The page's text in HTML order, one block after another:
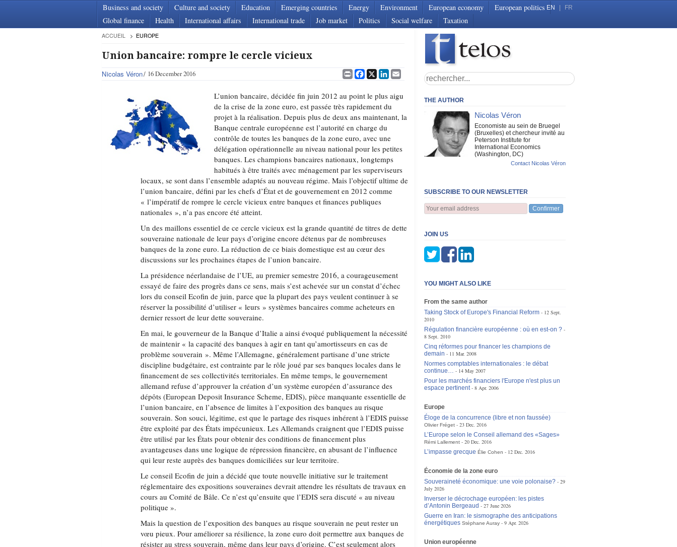
Business and society Culture and society Education Emerging countries Energy Environment European economy
European politics
Global finance
Health International affairs International trade Job market Politics Social welfare Taxation
EN FR
ACCUEIL EUROPE
Union bancaire: rompre le cercle vicieux
Nicolas Véron 16 December 2016 PrintFacebook
X LinkedIn
Email
L’union bancaire, décidée fin juin 2012 au point le plus aigu
de la crise de la zone euro, est passée très rapidement du
projet à la réalisation. Depuis plus de deux ans maintenant, la
Banque centrale européenne est l’autorité en charge du
contrôle de toutes les banques de la zone euro, avec une
délégation opérationnelle au niveau national pour les petites
banques. Les champions bancaires nationaux, longtemps
habitués à être traités avec ménagement par les superviseurs
locaux, se sont dans l’ensemble adaptés au nouveau régime. Mais l’objectif ultime de
l’union bancaire, défini par les chefs d’État et de gouvernement en 2012 comme
« l’impératif de rompre le cercle vicieux entre banques et finances publiques
nationales », n’a pas encore été atteint.
Un des maillons essentiel de ce cercle vicieux est la grande quantité de titres de dette
souveraine nationale de leur pays d’origine encore détenus par de nombreuses
banques de la zone euro. La réduction de ce biais domestique est au cœur des
discussions sur les prochaines étapes de l’union bancaire.
La présidence néerlandaise de l’UE, au premier semestre 2016, a courageusement
essayé de faire des progrès dans ce sens, mais s’est achevée sur un constat d’échec
lors du conseil Ecofin de juin, parce que la plupart des pays veulent continuer à se
réserver la possibilité d’utiliser « leurs » systèmes bancaires comme acheteurs en
dernier ressort de leur dette souveraine.
En mai, le gouverneur de la Banque d’Italie a ainsi évoqué publiquement la nécessité
de maintenir « la capacité des banques à agir en tant qu’amortisseurs en cas de
problème souverain ». Même l’Allemagne, généralement partisane d’une stricte
discipline budgétaire, est contrainte par le rôle joué par ses banques locales dans le
financement de ses collectivités territoriales. En même temps, le gouvernement
allemand refuse d’approuver la création d’un système européen d’assurance des
dépôts (European Deposit Insurance Scheme, EDIS), pièce manquante essentielle de
l’union bancaire, en l’absence de limites à l’exposition des banques au risque
souverain. Son souci, légitime, est que le partage des risques inhérent à l’EDIS puisse
être exploité par des États impécunieux. Les Allemands craignent que l’EDIS puisse
être utilisé par les États pour obtenir des conditions de financement plus
avantageuses dans une logique de répression financière, en abusant de l’influence
qui leur reste auprès des banques domiciliées sur leur territoire.
Le conseil Ecofin de juin a décidé que toute nouvelle initiative sur le traitement
réglementaire des expositions souveraines devrait attendre les résultats de travaux en
cours au Comité de Bâle. Ce n’est qu’ensuite que l’EDIS sera discuté « au niveau
politique ».
Mais la question de l’exposition des banques au risque souverain ne peut rester un
vœu pieux. Pour améliorer sa résilience, la zone euro doit permettre aux banques de
résister au stress souverain, même dans leur pays d’origine. C’est seulement alors
THE AUTHOR
Nicolas Véron
Economiste au sein de Bruegel
(Bruxelles) et chercheur invité au
Peterson Institute for
International Economics
(Washington, DC)
Contact Nicolas Véron
SUBSCRIBE TO OUR NEWSLETTER
Confirmer
JOIN US
YOU MIGHT ALSO LIKE
From the same author
Taking Stock of Europe's Financial Reform
12 Sept.
2010
Régulation financière européenne : où en est-on ?
8 Sept. 2010
Cinq réformes pour financer les champions de
demain
11 Mar. 2008
Normes comptables internationales : le débat
continue…
14 May 2007
Pour les marchés financiers l'Europe n'est plus un
espace pertinent
8 Apr. 2006
Europe
Éloge de la concurrence (libre et non faussée)
Olivier Fréget
23 Dec. 2016
L’Europe selon le Conseil allemand des «Sages»
Rémi Lallement
20 Dec. 2016
L’impasse grecque Élie Cohen 12 Dec. 2016
Économie de la zone euro
Souveraineté économique: une voie polonaise?
29
July 2026
Inverser le décrochage européen: les pistes
d’Antonin Bergeaud
27 June 2026
Guerre en Iran: le sismographe des anticipations
énergétiques Stéphane Auray 9 Apr. 2026
Union européenne